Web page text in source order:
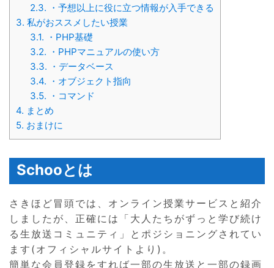
2.3. ・予想以上に役に立つ情報が入手できる
3. 私がおススメしたい授業
3.1. ・PHP基礎
3.2. ・PHPマニュアルの使い方
3.3. ・データベース
3.4. ・オブジェクト指向
3.5. ・コマンド
4. まとめ
5. おまけに
Schooとは
さきほど冒頭では、オンライン授業サービスと紹介
しましたが、正確には「大人たちがずっと学び続け
る生放送コミュニティ」とポジショニングされてい
ます(オフィシャルサイトより)。
簡単な会員登録をすれば一部の生放送と一部の録画